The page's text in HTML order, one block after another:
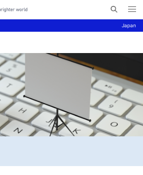
Japan
イ
メ
ニ
ュ